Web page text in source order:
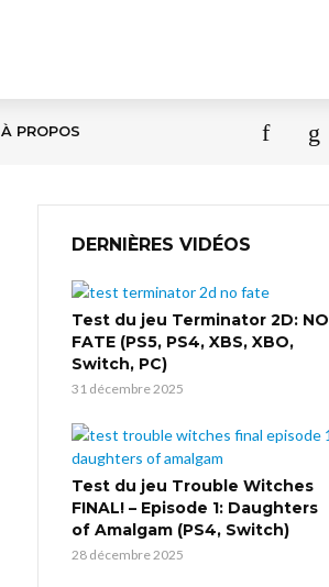
À PROPOS
DERNIÈRES VIDÉOS
Test du jeu Terminator 2D: NO
FATE (PS5, PS4, XBS, XBO,
Switch, PC)
31 décembre 2025
Test du jeu Trouble Witches
FINAL! – Episode 1: Daughters
of Amalgam (PS4, Switch)
28 décembre 2025